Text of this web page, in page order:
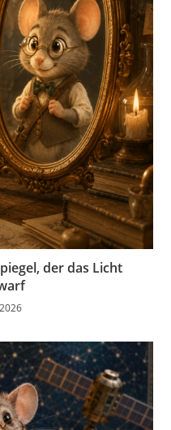
der das Licht